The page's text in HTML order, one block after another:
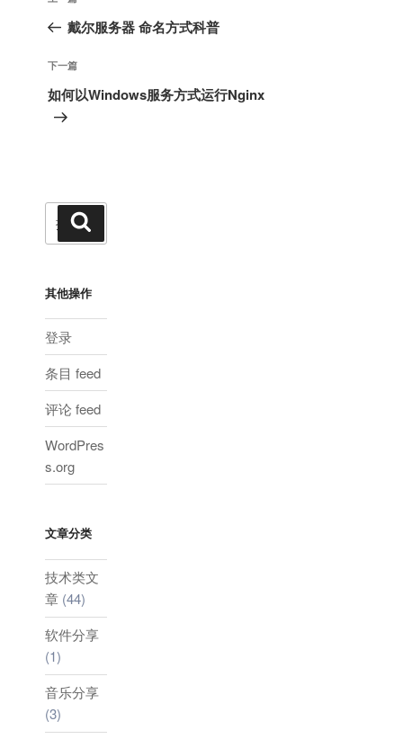
一
文
章
戴尔服务器 命名方式科普
下
一
下一篇
如何以Windows服务方式运行Nginx
索：
其他操作
登录
条目 feed
评论 feed
WordPres
s.org
文章分类
技术类文
章 (44)
软件分享
(1)
音乐分享
(3)